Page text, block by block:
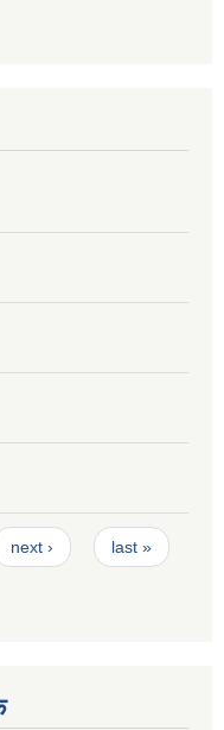
next › last »